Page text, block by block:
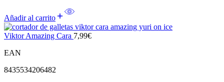
Añadir al carrito
Viktor Amazing Cara 7,99€
EAN
8435534206482